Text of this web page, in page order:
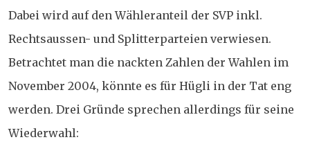
Dabei wird auf den Wähleranteil der SVP inkl.
Rechtsaussen- und Splitterparteien verwiesen.
Betrachtet man die nackten Zahlen der Wahlen im
November 2004, könnte es für Hügli in der Tat eng
werden. Drei Gründe sprechen allerdings für seine
Wiederwahl: